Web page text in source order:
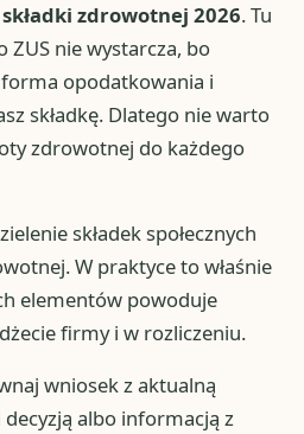
składki zdrowotnej 2026. Tu
ZUS nie wystarcza, bo
opodatkowania i
składkę. Dlatego nie warto
zdrowotnej do każdego
składek społecznych
W praktyce to właśnie
elementów powoduje
firmy i w rozliczeniu.
wniosek z aktualną
albo informacją z